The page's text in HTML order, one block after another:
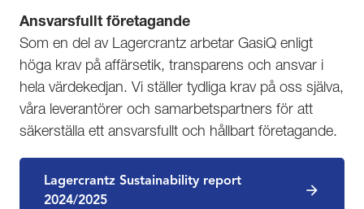
Ansvarsfullt företagande
Som en del av Lagercrantz arbetar GasiQ enligt
höga krav på affärsetik, transparens och ansvar i
hela värdekedjan. Vi ställer tydliga krav på oss själva,
våra leverantörer och samarbetspartners för att
säkerställa ett ansvarsfullt och hållbart företagande.
Lagercrantz Sustainability report
2024/2025
(Öppnas i ny flik)